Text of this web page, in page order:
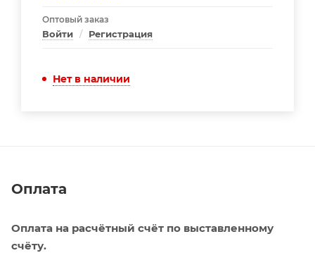
Оптовый заказ
Войти / Регистрация
Нет в наличии
Оплата
Оплата на расчётный счёт по выставленному
счёту.